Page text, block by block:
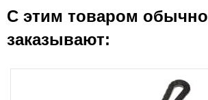
С этим товаром обычно
заказывают: